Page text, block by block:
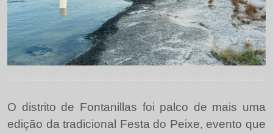
O distrito de Fontanillas foi palco de mais uma
edição da tradicional Festa do Peixe, evento que